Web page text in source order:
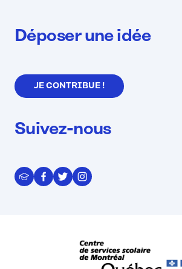
Déposer une idée
JE CONTRIBUE !
Suivez-nous